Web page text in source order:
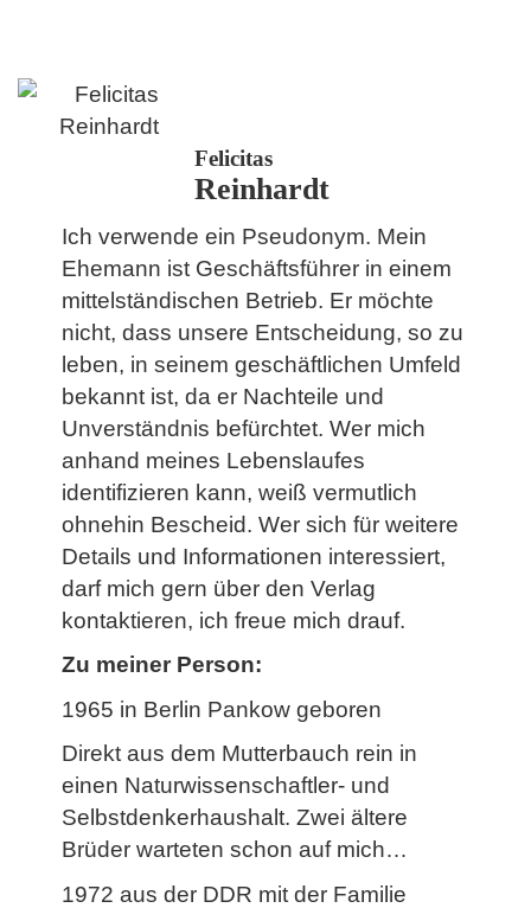
Felicitas
Reinhardt
Ich verwende ein Pseudonym. Mein
Ehemann ist Geschäftsführer in einem
mittelständischen Betrieb. Er möchte
nicht, dass unsere Entscheidung, so zu
leben, in seinem geschäftlichen Umfeld
bekannt ist, da er Nachteile und
Unverständnis befürchtet. Wer mich
anhand meines Lebenslaufes
identifizieren kann, weiß vermutlich
ohnehin Bescheid. Wer sich für weitere
Details und Informationen interessiert,
darf mich gern über den Verlag
kontaktieren, ich freue mich drauf.
Zu meiner Person:
1965 in Berlin Pankow geboren
Direkt aus dem Mutterbauch rein in
einen Naturwissenschaftler- und
Selbstdenkerhaushalt. Zwei ältere
Brüder warteten schon auf mich…
1972 aus der DDR mit der Familie